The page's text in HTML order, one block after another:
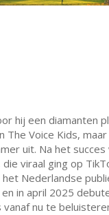
hij een diamanten
Voice Kids,
uit. Na het succes
viraal ging op
Nederlandse
in april 2025
nu te